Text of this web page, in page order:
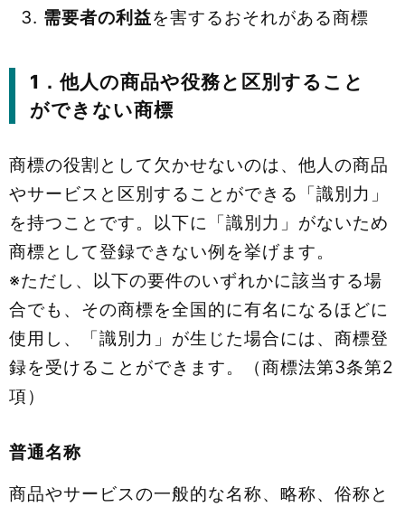
需要者の利益を害するおそれがある商標
1．他人の商品や役務と区別すること
ができない商標
商標の役割として欠かせないのは、他人の商品
やサービスと区別することができる「識別力」
を持つことです。以下に「識別力」がないため
商標として登録できない例を挙げます。
※ただし、以下の要件のいずれかに該当する場
合でも、その商標を全国的に有名になるほどに
使用し、「識別力」が生じた場合には、商標登
録を受けることができます。（商標法第3条第2
項）
普通名称
商品やサービスの一般的な名称、略称、俗称と